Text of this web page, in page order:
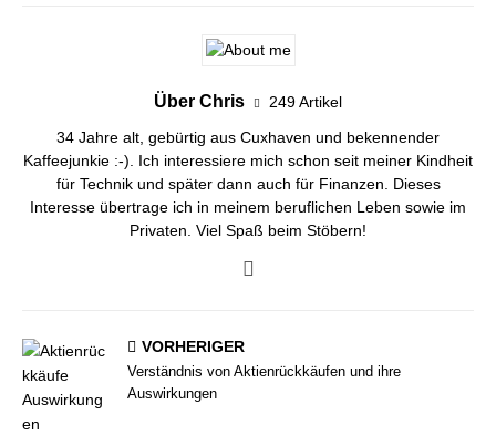
Über Chris 249 Artikel
34 Jahre alt, gebürtig aus Cuxhaven und bekennender
Kaffeejunkie :-). Ich interessiere mich schon seit meiner Kindheit
für Technik und später dann auch für Finanzen. Dieses
Interesse übertrage ich in meinem beruflichen Leben sowie im
Privaten. Viel Spaß beim Stöbern!
VORHERIGER
Verständnis von Aktienrückkäufen und ihre
Auswirkungen